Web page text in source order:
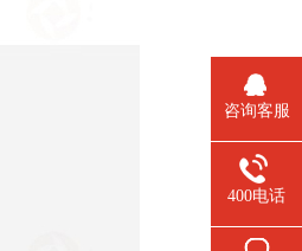
咨询客服
400电话